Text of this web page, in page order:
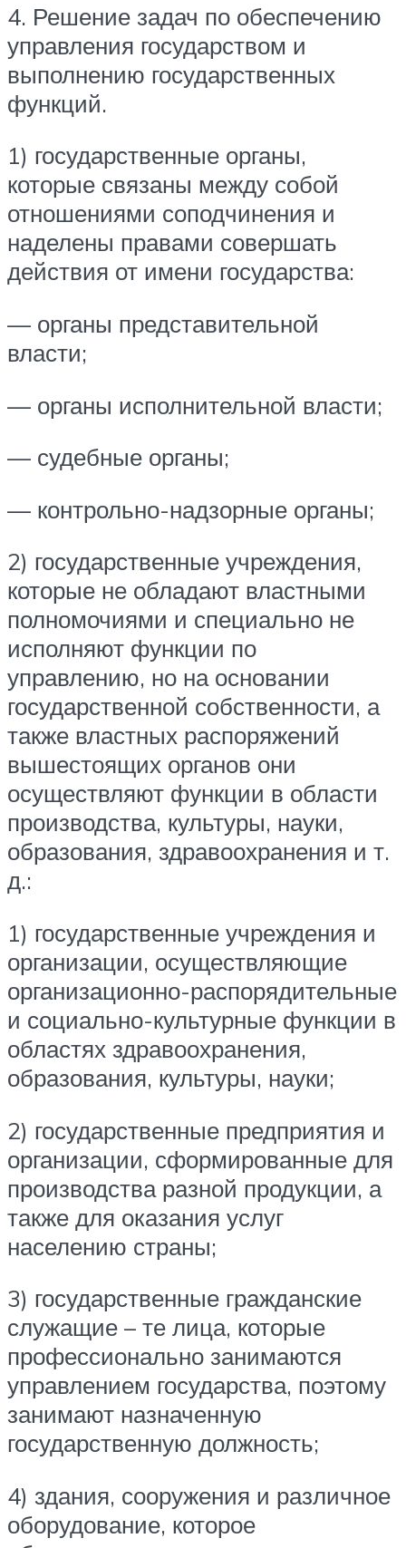
4. Решение задач по обеспечению
управления государством и
выполнению государственных
функций.
1) государственные органы,
которые связаны между собой
отношениями соподчинения и
наделены правами совершать
действия от имени государства:
— органы представительной
власти;
— органы исполнительной власти;
— судебные органы;
— контрольно-надзорные органы;
2) государственные учреждения,
которые не обладают властными
полномочиями и специально не
исполняют функции по
управлению, но на основании
государственной собственности, а
также властных распоряжений
вышестоящих органов они
осуществляют функции в области
производства, культуры, науки,
образования, здравоохранения и т.
д.:
1) государственные учреждения и
организации, осуществляющие
организационно-распорядительные
и социально-культурные функции в
областях здравоохранения,
образования, культуры, науки;
2) государственные предприятия и
организации, сформированные для
производства разной продукции, а
также для оказания услуг
населению страны;
3) государственные гражданские
служащие – те лица, которые
профессионально занимаются
управлением государства, поэтому
занимают назначенную
государственную должность;
4) здания, сооружения и различное
оборудование, которое